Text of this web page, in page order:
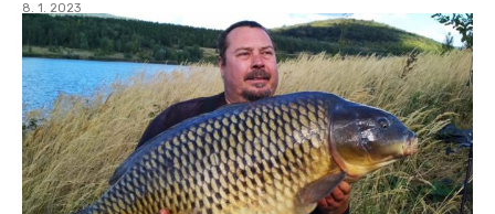
8. 1. 2023